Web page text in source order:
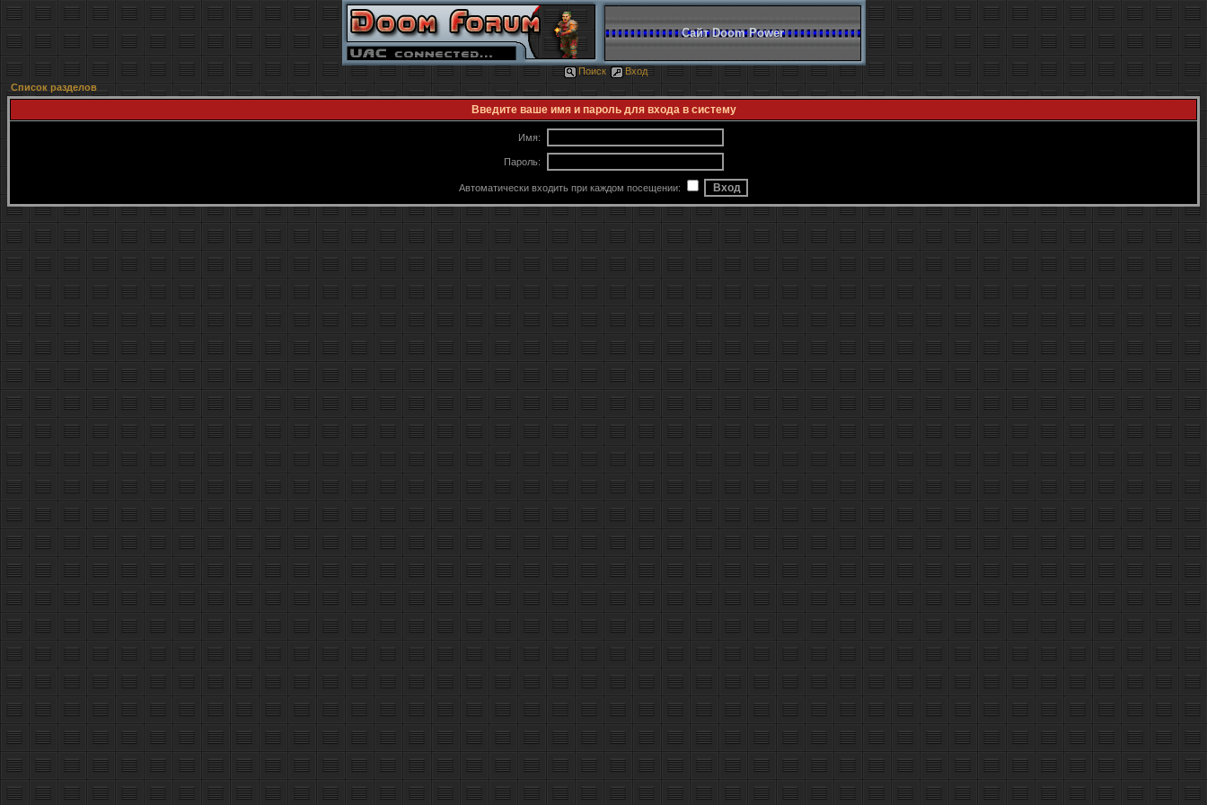
Сайт Doom Power
Поиск
Вход
Список разделов
Введите ваше имя и пароль для входа в систему
Имя:
Пароль:
Автоматически входить при каждом посещении: